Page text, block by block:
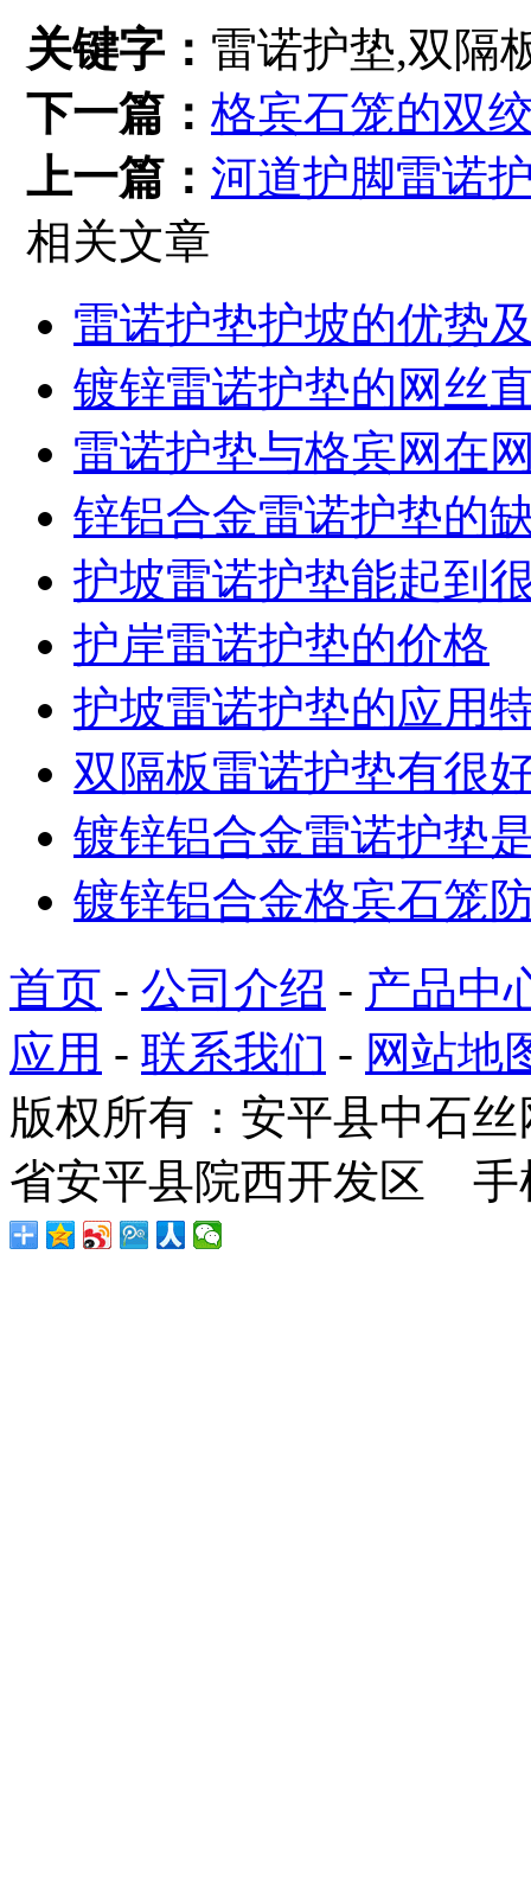
关键字： 雷诺护垫,双隔
下一篇： 格宾石笼的双
上一篇： 河道护脚雷诺
相关文章
雷诺护垫护坡的优势
镀锌雷诺护垫的网丝
雷诺护垫与格宾网在
锌铝合金雷诺护垫的
护坡雷诺护垫能起到
护岸雷诺护垫的价格
护坡雷诺护垫的应用
双隔板雷诺护垫有很
镀锌铝合金雷诺护垫
镀锌铝合金格宾石笼
首页 - 公司介绍 - 产品中
应用 - 联系我们 - 网站地
版权所有：安平县中石
省安平县院西开发区 手